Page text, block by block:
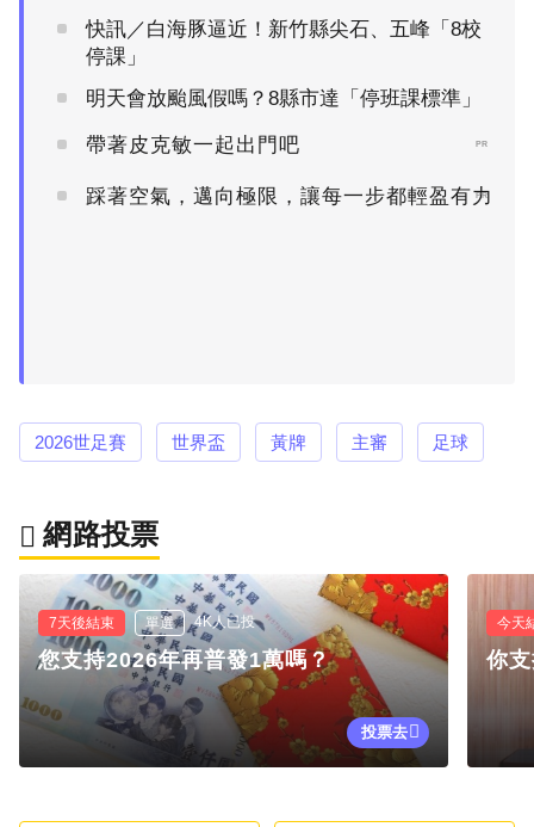
快訊／白海豚逼近！新竹縣尖石、五峰「8校
停課」
明天會放颱風假嗎？8縣市達「停班課標準」
帶著皮克敏一起出門吧 PR
踩著空氣，邁向極限，讓每一步都輕盈有力
PR
2026世足賽 世界盃 黃牌 主審 足球
網路投票
7天後結束 單選 4K人已投
您支持2026年再普發1萬嗎？
投票去
今天
你